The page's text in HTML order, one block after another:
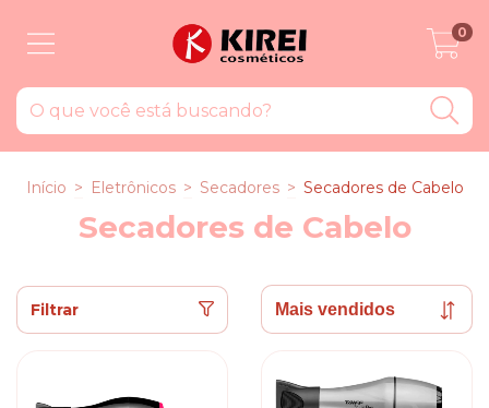
0
Início > Eletrônicos > Secadores > Secadores de Cabelo
Secadores de Cabelo
Filtrar